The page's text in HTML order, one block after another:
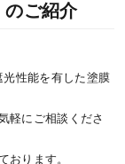
ご紹介
性能を有した塗膜
軽にご相談くださ
おります。